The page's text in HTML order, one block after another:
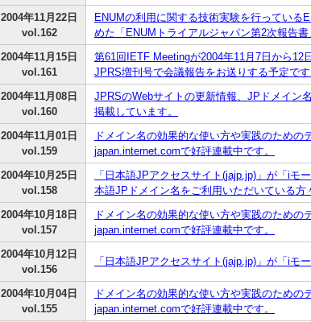
2004年11月22日
vol.162
ENUMの利用に関する技術実験を行っている
めた「ENUMトライアルジャパン第2次報告書
2004年11月15日
vol.161
第61回IETF Meetingが2004年11月7日から12
JPRS増刊号で会議報告をお送りする予定です
2004年11月08日
vol.160
JPRSのWebサイトの更新情報、JPドメイン
掲載しています。
2004年11月01日
vol.159
ドメイン名の効果的な使い方や実践のため
japan.internet.comで好評連載中です。
2004年10月25日
vol.158
「日本語JPアクセスサイト(jajp.jp)」が「iモ
本語JPドメイン名をご利用いただいている方
2004年10月18日
vol.157
ドメイン名の効果的な使い方や実践のため
japan.internet.comで好評連載中です。
2004年10月12日
vol.156
「日本語JPアクセスサイト(jajp.jp)」が「iモ
2004年10月04日
vol.155
ドメイン名の効果的な使い方や実践のため
japan.internet.comで好評連載中です。